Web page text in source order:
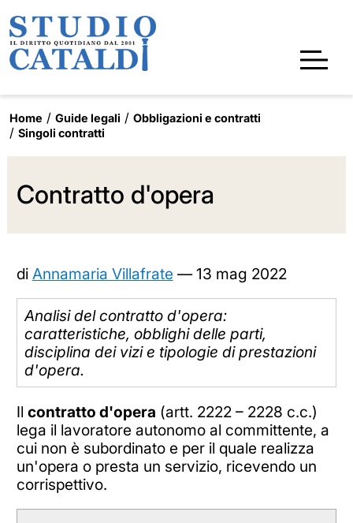
Home Guide legali
Obbligazioni e contratti
Singoli contratti
Contratto d'opera
di Annamaria Villafrate —13 mag 2022
Analisi del contratto d'opera:
caratteristiche, obblighi delle parti,
disciplina dei vizi e tipologie di prestazioni
d'opera.
Il contratto d'opera (artt. 2222 – 2228 c.c.)
lega il lavoratore autonomo al committente, a
cui non è subordinato e per il quale realizza
un'opera o presta un servizio, ricevendo un
corrispettivo.